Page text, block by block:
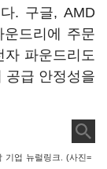
. 구글, AMD
드리에 주문
자 파운드리도
공급 안정성을
기업 뉴럴링크. (사진=